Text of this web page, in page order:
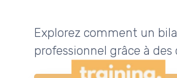
Explorez comment un
professionnel grâce à